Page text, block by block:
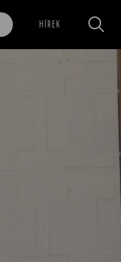
HÍREK